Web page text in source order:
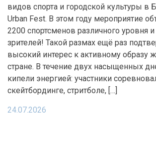
видов спорта и городской культуры в
Urban Fest. В этом году мероприятие
2200 спортсменов различного уровня
зрителей! Такой размах ещё раз
высокий интерес к активному образу
стране. В течение двух насыщенных
кипели энергией: участники
скейтбординге, стритболе, […]
24.07.2026